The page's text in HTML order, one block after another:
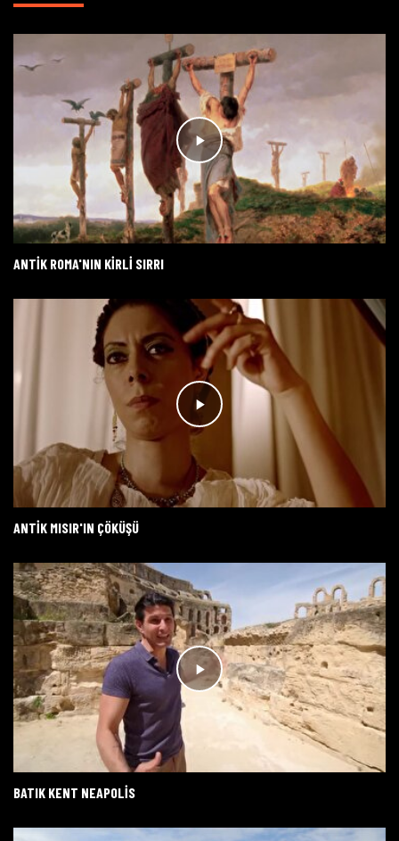
ANTIK ROMA'NIN KIRLI SIRRI
ANTIK MISIR'IN ÇÖKÜŞÜ
BATIK KENT NEAPOLIS